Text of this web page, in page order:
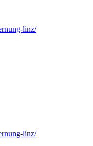
linz/
linz/